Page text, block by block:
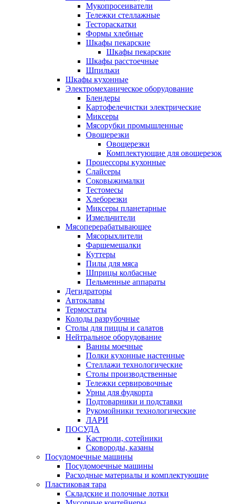
Мукопросеиватели
Тележки стеллажные
Тестораскатки
Формы хлебные
Шкафы пекарские
Шкафы пекарские
Шкафы расстоечные
Шпильки
Шкафы кухонные
Электромеханическое оборудование
Блендеры
Картофелечистки электрические
Миксеры
Мясорубки промышленные
Овощерезки
Овощерезки
Комплектующие для овощерезок
Процессоры кухонные
Слайсеры
Соковыжималки
Тестомесы
Хлеборезки
Миксеры планетарные
Измельчители
Мясоперерабатывающее
Мясорыхлители
Фаршемешалки
Куттеры
Пилы для мяса
Шприцы колбасные
Пельменные аппараты
Дегидраторы
Автоклавы
Термостаты
Колоды разрубочные
Столы для пиццы и салатов
Нейтральное оборудование
Ванны моечные
Полки кухонные настенные
Стеллажи технологические
Столы производственные
Тележки сервировочные
Урны для фудкорта
Подтоварники и подставки
Рукомойники технологические
ЛАРИ
ПОСУДА
Кастрюли, сотейники
Сковороды, казаны
Посудомоечные машины
Посудомоечные машины
Расходные материалы и комплектующие
Пластиковая тара
Складские и полочные лотки